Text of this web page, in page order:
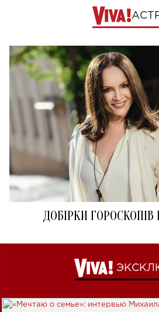
ДОБІРКИ ГОРОСКОПІВ